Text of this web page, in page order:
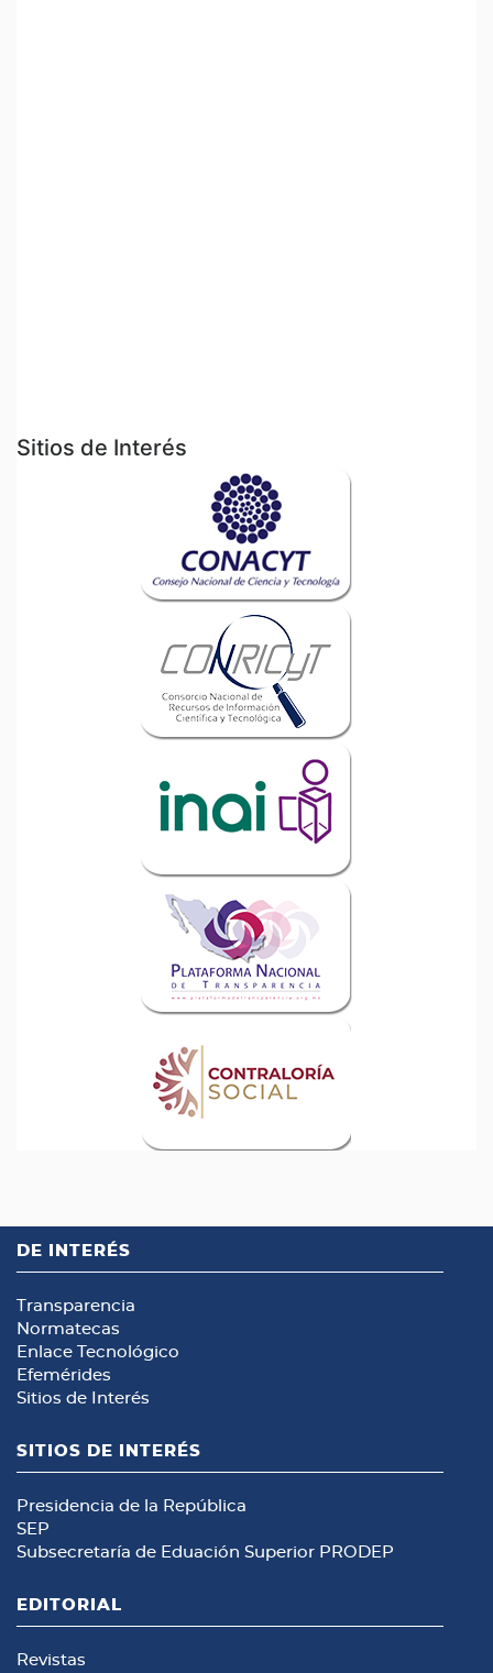
Sitios de Interés
DE INTERÉS
Transparencia
Normatecas
Enlace Tecnológico
Efemérides
Sitios de Interés
SITIOS DE INTERÉS
Presidencia de la República
SEP
Subsecretaría de Eduación Superior PRODEP
EDITORIAL
Revistas